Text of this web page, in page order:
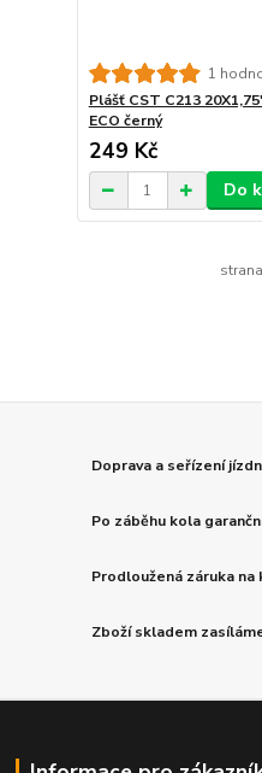
1
Plášť CST C213
ECO černý
249 Kč
Do
strana
Doprava a seřízení
Po záběhu kola
Prodloužená záruka
Zboží skladem